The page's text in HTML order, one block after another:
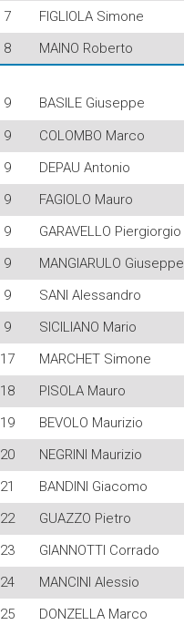
7 FIGLIOLA Simone
8 MAINO Roberto
9 BASILE Giuseppe
9 COLOMBO Marco
9 DEPAU Antonio
9 FAGIOLO Mauro
9 GARAVELLO Piergiorgio
9 MANGIARULO Giuseppe
9 SANI Alessandro
9 SICILIANO Mario
17 MARCHET Simone
18 PISOLA Mauro
19 BEVOLO Maurizio
20 NEGRINI Maurizio
21 BANDINI Giacomo
22 GUAZZO Pietro
23 GIANNOTTI Corrado
24 MANCINI Alessio
25 DONZELLA Marco